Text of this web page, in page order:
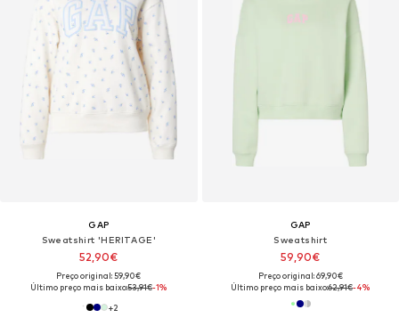
GAP
Sweatshirt 'HERITAGE'
52,90€
Preço original: 59,90€
Último preço mais baixo:53,91€-1%
+2
GAP
Sweatshirt
59,90€
Preço original: 69,90€
Último preço mais baixo:62,91€-4%